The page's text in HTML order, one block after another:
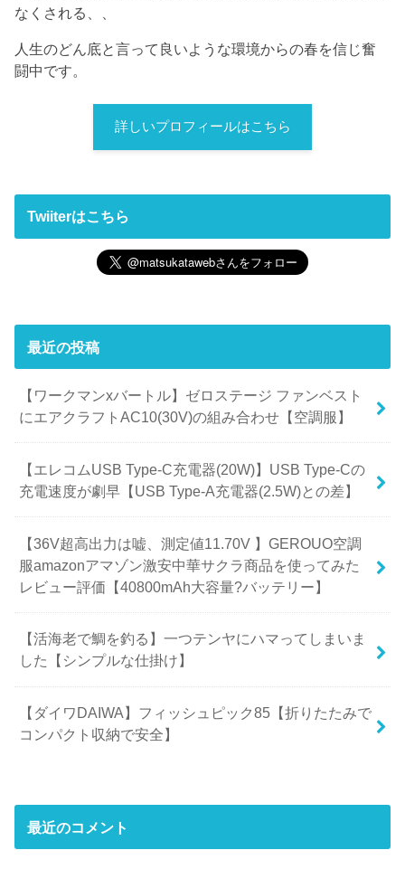
なくされる、、
人生のどん底と言って良いような環境からの春を信じ奮
闘中です。
詳しいプロフィールはこちら
Twiiterはこちら
最近の投稿
【ワークマンxバートル】ゼロステージ ファンベスト
にエアクラフトAC10(30V)の組み合わせ【空調服】
【エレコムUSB Type-C充電器(20W)】USB Type-Cの
充電速度が劇早【USB Type-A充電器(2.5W)との差】
【36V超高出力は嘘、測定値11.70V 】GEROUO空調
服amazonアマゾン激安中華サクラ商品を使ってみた
レビュー評価【40800mAh大容量?バッテリー】
【活海老で鯛を釣る】一つテンヤにハマってしまいま
した【シンプルな仕掛け】
【ダイワDAIWA】フィッシュピック85【折りたたみで
コンパクト収納で安全】
最近のコメント